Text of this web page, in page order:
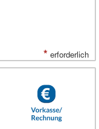
* erforderlich